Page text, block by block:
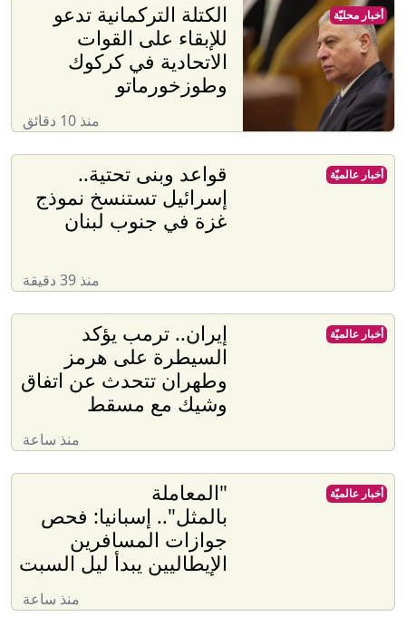
الكتلة التركمانية تدعو
للإبقاء على القوات
الاتحادية في كركوك
وطوزخورماتو
منذ 10 دقائق
أخبار محليّة
قواعد وبنى تحتية..
إسرائيل تستنسخ نموذج
غزة في جنوب لبنان
منذ 39 دقيقة
أخبار عالميّة
إيران.. ترمب يؤكد
السيطرة على هرمز
وطهران تتحدث عن اتفاق
وشيك مع مسقط
منذ ساعة
أخبار عالميّة
"المعاملة
بالمثل".. إسبانيا: فحص
جوازات المسافرين
الإيطاليين يبدأ ليل السبت
منذ ساعة
أخبار عالميّة